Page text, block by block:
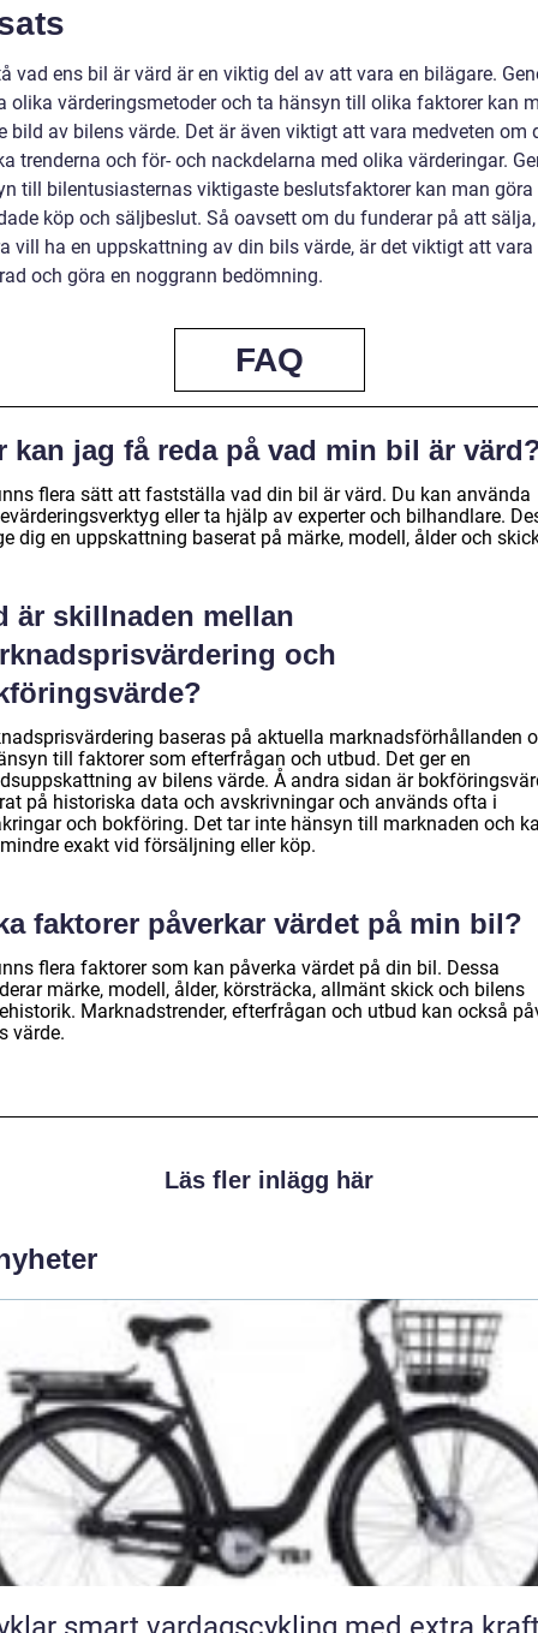
vad ens bil är värd är en viktig del av att vara en bilägare.
olika värderingsmetoder och ta hänsyn till olika faktorer kan
bild av bilens värde. Det är även viktigt att vara medveten om
trenderna och för- och nackdelarna med olika värderingar.
till bilentusiasternas viktigaste beslutsfaktorer kan man göra
köp och säljbeslut. Så oavsett om du funderar på att
vill ha en uppskattning av din bils värde, är det viktigt att vara
och göra en noggrann bedömning.
FAQ
kan jag få reda på vad min bil är
flera sätt att fastställa vad din bil är värd. Du kan använda
eller ta hjälp av experter och bilhandlare.
dig en uppskattning baserat på märke, modell, ålder och
är skillnaden mellan
och
baseras på aktuella marknadsförhållanden
till faktorer som efterfrågan och utbud. Det ger en
av bilens värde. Å andra sidan är
på historiska data och avskrivningar och används ofta i
och bokföring. Det tar inte hänsyn till marknaden och
exakt vid försäljning eller köp.
faktorer påverkar värdet på min bil?
flera faktorer som kan påverka värdet på din bil. Dessa
märke, modell, ålder, körsträcka, allmänt skick och bilens
Marknadstrender, efterfrågan och utbud kan också
värde.
Läs fler inlägg här